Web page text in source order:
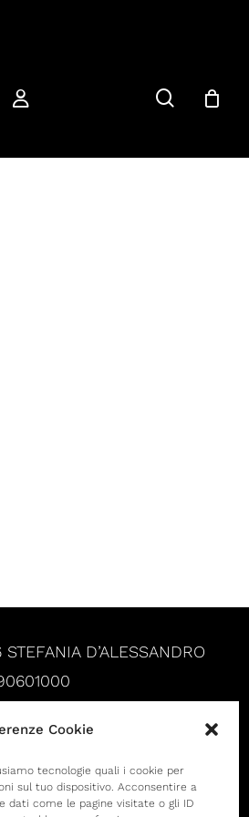
Cookie
tecnologie quali i cookie per
sul tuo dispositivo. Acconsentire a
dati come le pagine visitate o gli ID
cerca
D’ALESSANDRO